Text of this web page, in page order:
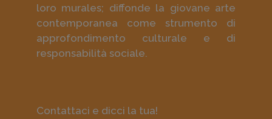
loro murales; diffonde la giovane arte
contemporanea come strumento di
approfondimento culturale e di
responsabilità sociale.
Contattaci e dicci la tua!